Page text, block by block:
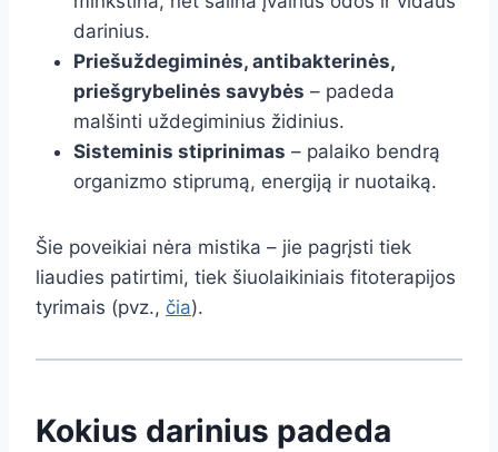
darinius.
Priešuždegiminės, antibakterinės,
priešgrybelinės savybės – padeda
malšinti uždegiminius židinius.
Sisteminis stiprinimas – palaiko bendrą
organizmo stiprumą, energiją ir nuotaiką.
Šie poveikiai nėra mistika – jie pagrįsti tiek
liaudies patirtimi, tiek šiuolaikiniais fitoterapijos
tyrimais (pvz., čia).
Kokius darinius padeda